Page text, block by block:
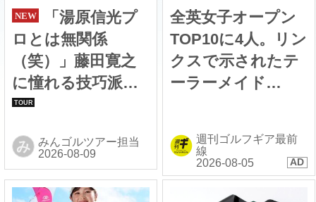
「湯原信光プ
ロとは無関係
（笑）」藤田寛之
に憧れる技巧派ル
ーキー・湯原光の
男子ツアー次世代
スター列伝#46】
み みんゴルツアー担当
全英女子オープン
TOP10に4人。リン
クスで示されたテ
ーラーメイド
週刊ゴルフギア最前
線